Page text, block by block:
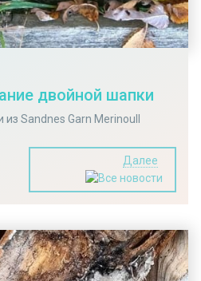
двойной шапки
Sandnes Garn Merinoull
Далее